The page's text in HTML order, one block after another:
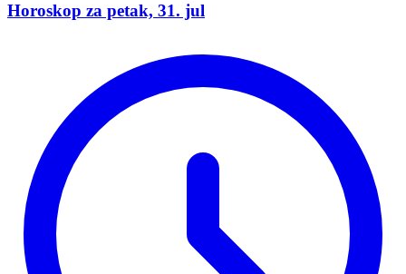
Horoskop za petak, 31. jul